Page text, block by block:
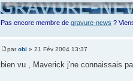
Pas encore membre de gravure-news ?
parobi » 21 Fév 2004 13:37
bien vu , Maverick j'ne connaissais